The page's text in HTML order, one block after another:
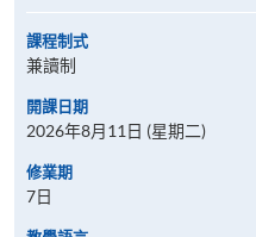
課程制式
兼讀制
開課日期
2026年8月11日 (星期二)
修業期
7日